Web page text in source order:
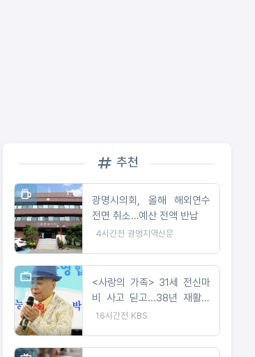
추천
광명시의회, 올해 해외연수
전면 취소…예산 전액 반납
4시간전 광명지역신문
<사랑의 가족> 31세 전신마
비 사고 딛고...38년 재활이
빚어낸 트로트 가수의 꿈
16시간전 KBS